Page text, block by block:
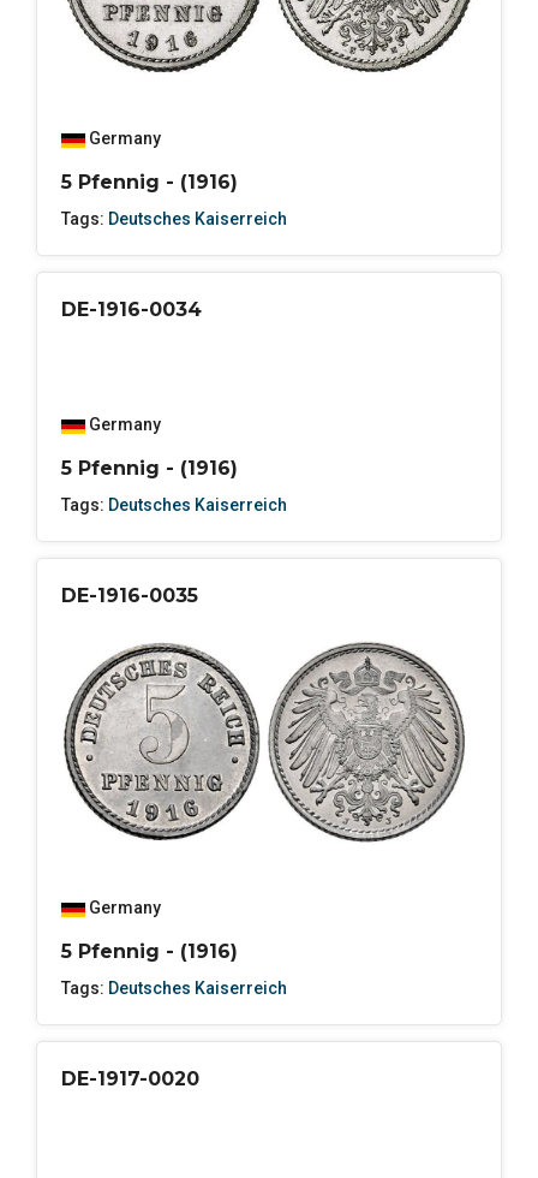
Germany
5 Pfennig - (1916)
Tags: Deutsches Kaiserreich
DE-1916-0034
Germany
5 Pfennig - (1916)
Tags: Deutsches Kaiserreich
DE-1916-0035
Germany
5 Pfennig - (1916)
Tags: Deutsches Kaiserreich
DE-1917-0020